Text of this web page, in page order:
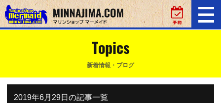
Topics
新着情報・ブログ
2019年6月29日の記事一覧